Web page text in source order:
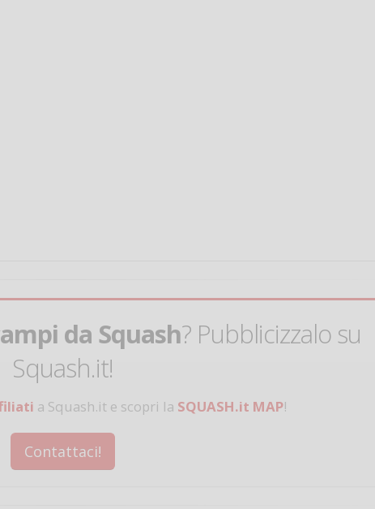
da Squash? Pubblicizzalo su
Squash.it!
a Squash.it e scopri la SQUASH.it MAP!
Contattaci!
telefonico o si può fare
Grazie